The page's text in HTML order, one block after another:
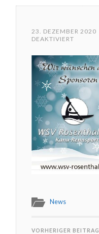
23. DEZEMBER 2020
DEAKTIVIERT
News
VORHERIGER BEITRAG